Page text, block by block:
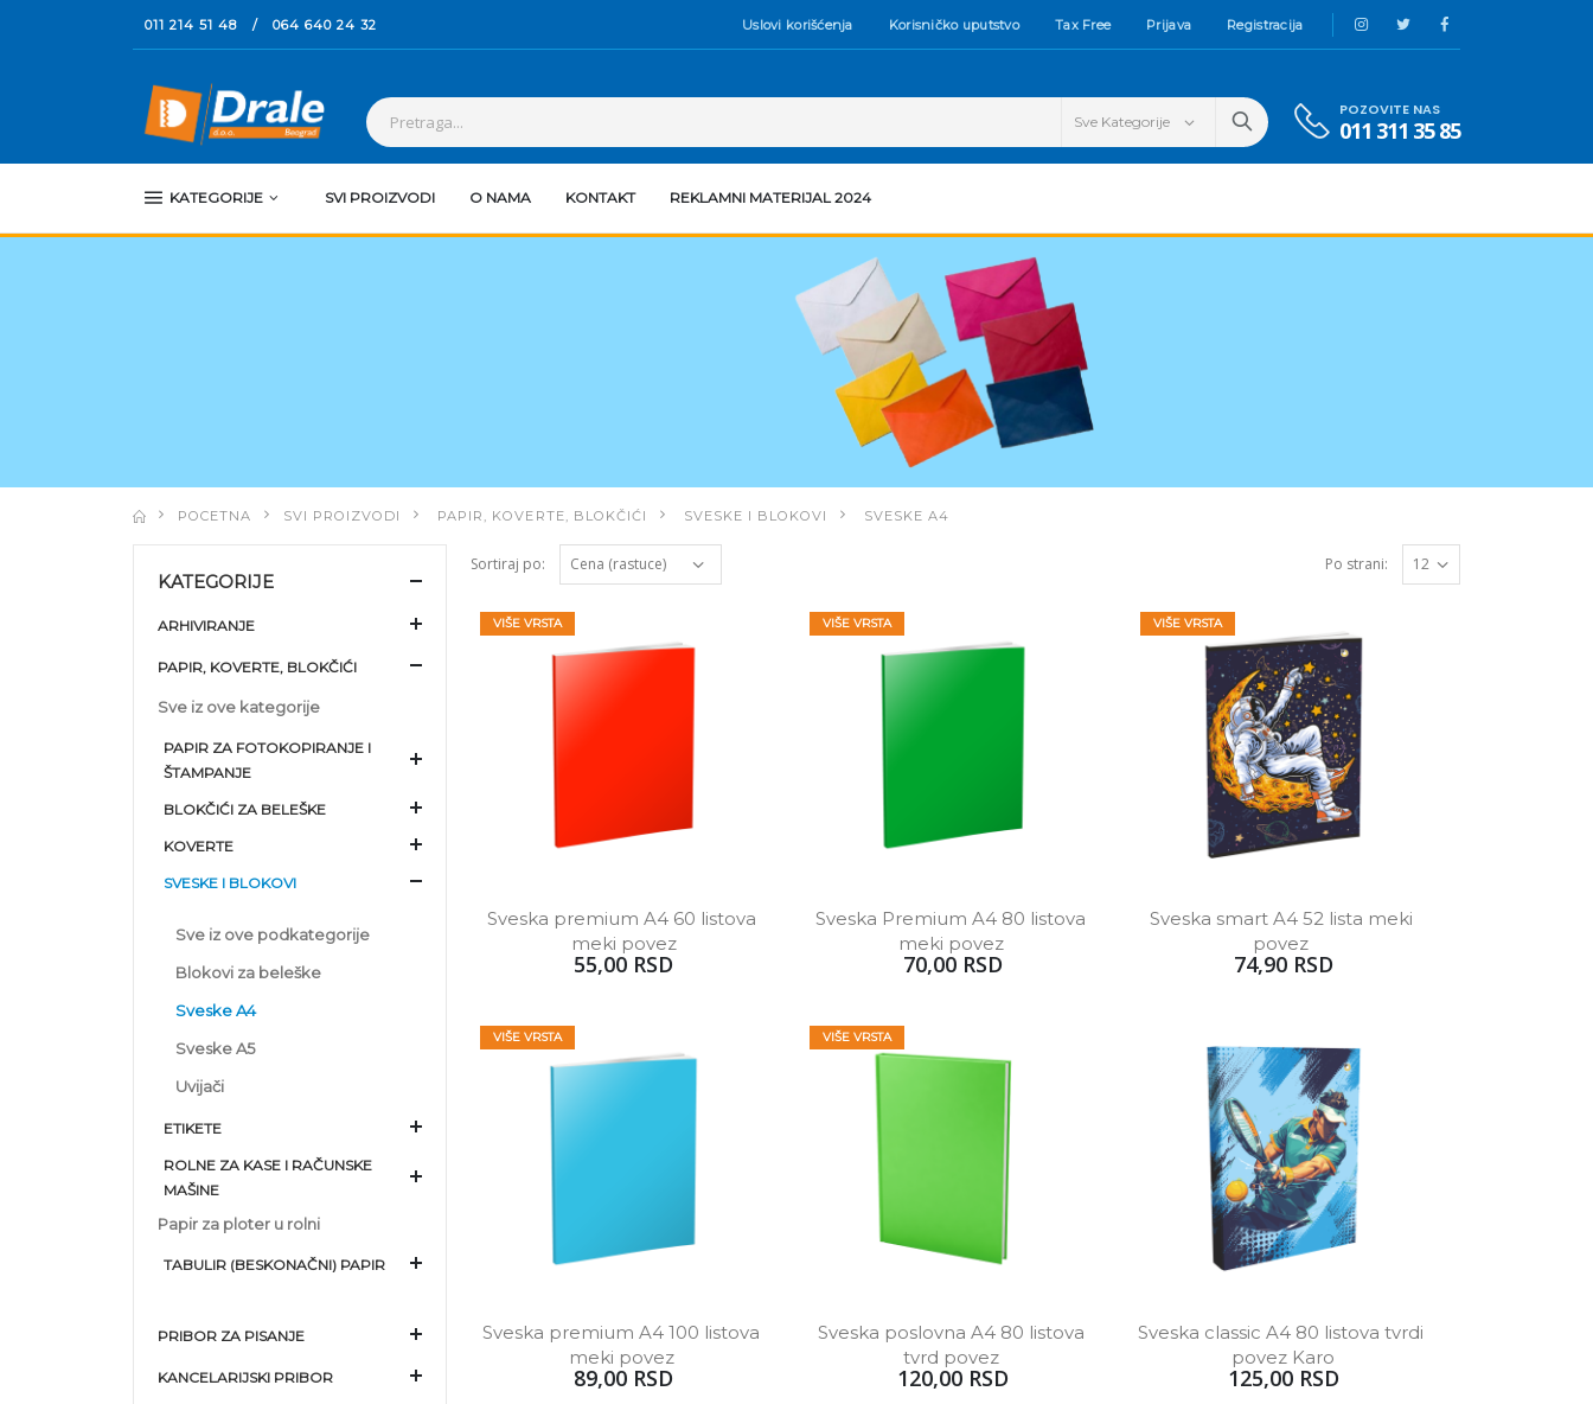
011 214 51 48 / 064 640 24 32 Uslovi korišćenja Korisničko uputstvo Tax Free Prijava Registracija
POZOVITE NAS
011 311 35 85
KATEGORIJE SVI PROIZVODI O NAMA KONTAKT REKLAMNI MATERIJAL 2024
POCETNA SVI PROIZVODI PAPIR, KOVERTE, BLOKČIĆI SVESKE I BLOKOVI SVESKE A4
KATEGORIJE
ARHIVIRANJE
PAPIR, KOVERTE, BLOKČIĆI
Sve iz ove kategorije
PAPIR ZA FOTOKOPIRANJE I
ŠTAMPANJE
BLOKČIĆI ZA BELEŠKE
KOVERTE
SVESKE I BLOKOVI
Sve iz ove podkategorije
Blokovi za beleške
Sveske A4
Sveske A5
Uvijači
ETIKETE
ROLNE ZA KASE I RAČUNSKE
MAŠINE
Papir za ploter u rolni
TABULIR (BESKONAČNI) PAPIR
PRIBOR ZA PISANJE
KANCELARIJSKI PRIBOR
Sortiraj po: Po strani:
VIŠE VRSTA
Sveska premium A4 60 listova
meki povez
55,00 RSD
VIŠE VRSTA
Sveska Premium A4 80 listova
meki povez
70,00 RSD
VIŠE VRSTA
Sveska smart A4 52 lista meki
povez
74,90 RSD
VIŠE VRSTA
Sveska premium A4 100 listova
meki povez
89,00 RSD
VIŠE VRSTA
Sveska poslovna A4 80 listova
tvrd povez
120,00 RSD
Sveska classic A4 80 listova tvrdi
povez Karo
125,00 RSD